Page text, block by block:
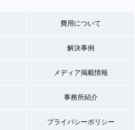
費用について
解決事例
メディア掲載情報
事務所紹介
プライバシーポリシー